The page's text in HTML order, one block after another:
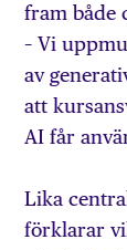
fram både
– Vi
av
att
AI får
Lika
förklarar